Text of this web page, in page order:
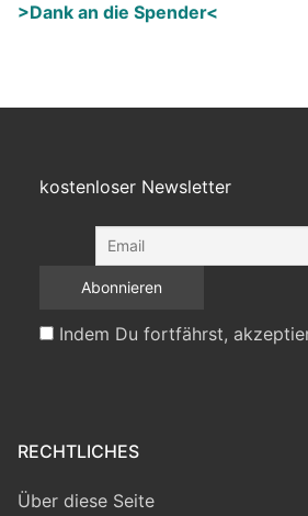
>Dank an die Spender<
kostenloser Newsletter
Indem Du fortfährst,
RECHTLICHES
Über diese Seite